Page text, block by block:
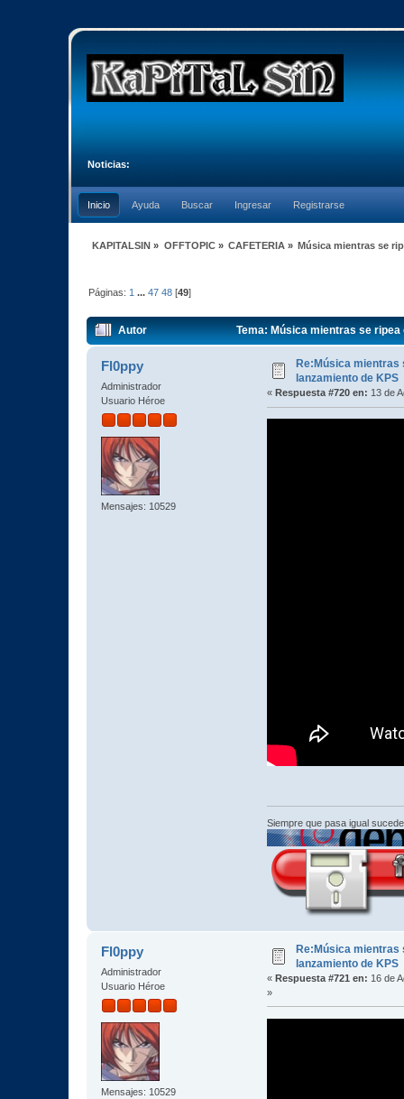
Noticias:
Inicio Ayuda Buscar Ingresar Registrarse
KAPITALSIN » OFFTOPIC» CAFETERIA» Música mientras se
Páginas: 1 ...47 48 [49]
Autor Tema: Música mientras se
Fl0ppy
Administrador
Usuario Héroe
Mensajes: 10529
Re:Música mientras
lanzamiento de KPS
« Respuesta #720 en: 13 de
Siempre que pasa igual
Fl0ppy
Administrador
Usuario Héroe
Mensajes: 10529
Re:Música mientras
lanzamiento de KPS
« Respuesta #721 en: 16 de
»